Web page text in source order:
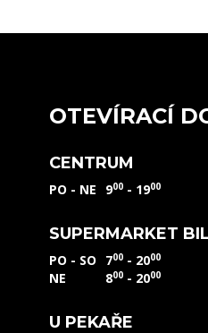
OTEVÍRACÍ
CENTRUM
PO - NE 900 - 1900
SUPERMARKET
PO - SO 700 - 2000
NE 800 - 2000
U PEKAŘE